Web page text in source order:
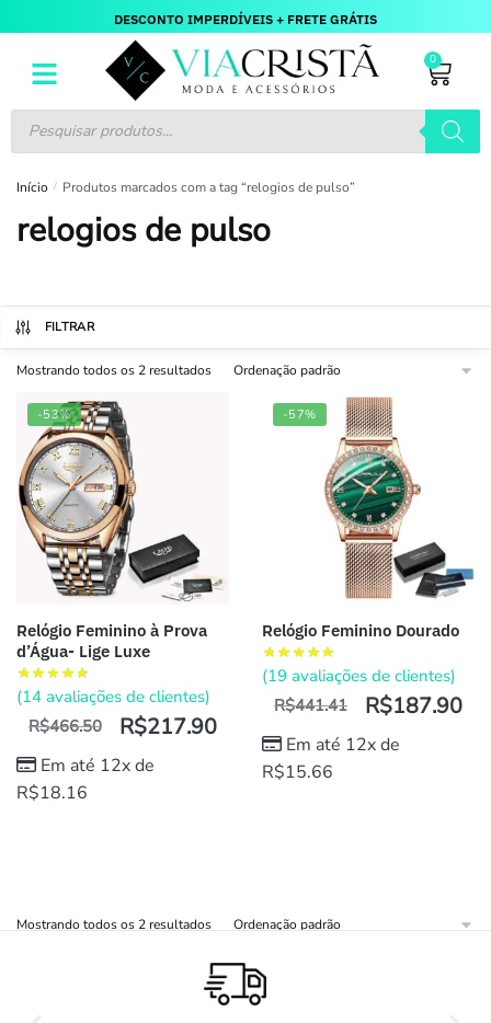
DESCONTO IMPERDÍVEIS + FRETE GRÁTIS
0
Início / Produtos marcados com a tag “relogios de pulso”
relogios de pulso
FILTRAR
Mostrando todos os 2 resultados
-53%
Relógio Feminino à Prova
d’Água- Lige Luxe
(14 avaliações de clientes)
R$466.50 R$217.90
Em até 12x de
R$18.16
-57%
Relógio Feminino Dourado
(19 avaliações de clientes)
R$441.41 R$187.90
Em até 12x de
R$15.66
Mostrando todos os 2 resultados